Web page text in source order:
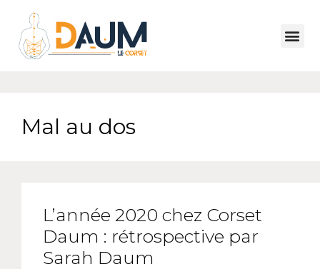
Mal au dos
L’année 2020 chez Corset
Daum : rétrospective par
Sarah Daum